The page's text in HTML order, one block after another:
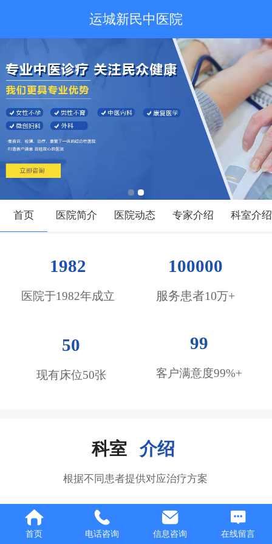
运城新民中医院
首页 医院简介 医院动态 专家介绍 科室介绍
1982
医院于1982年成立
100000
服务患者10万+
50
现有床位50张
99
客户满意度99%+
科室 介绍
根据不同患者提供对应治疗方案
首页 电话咨询 信息咨询 在线留言